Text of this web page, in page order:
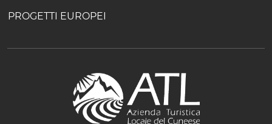
PROGETTI EUROPEI